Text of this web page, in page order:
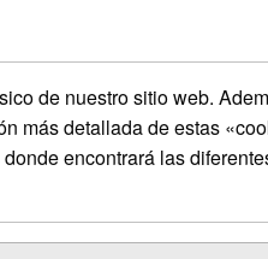
de nuestro sitio web.
más detallada de estas
donde encontrará las